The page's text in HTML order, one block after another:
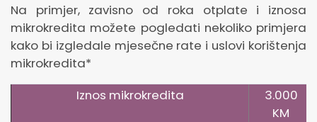
Na primjer, zavisno od roka otplate i iznosa
mikrokredita možete pogledati nekoliko primjera
kako bi izgledale mjesečne rate i uslovi korištenja
mikrokredita*
Iznos mikrokredita
3.000
KM